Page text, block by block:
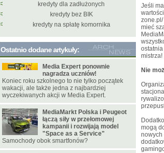
Jeśli
zone.pl/
mieć
ostatnia
mistrza!
Nie
mogą
nowych
kredyty dla zadłużonych
kredyty bez BIK
kredyty na spłatę komornika
Ostatnio dodane artykuły:
Media Expert ponownie
nagradza uczniów!
Koniec roku szkolnego to nie tylko początek
wakacji, ale także jedna z najbardziej
wyczekiwanych akcji w Media Expert.
MediaMarkt Polska i Peugeot
łączą siły w przełomowej
kampanii i rozwijają model
"Space as a Service"
Samochody obok smartfonów?